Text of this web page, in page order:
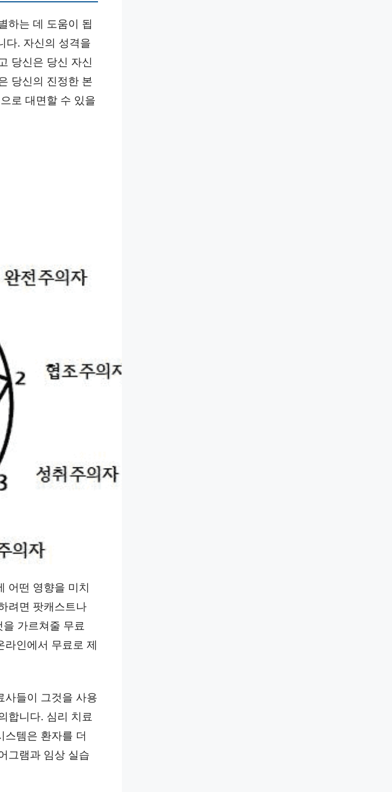
하는 데 도움이 됩
다. 자신의 성격을
당신은 당신 자신
당신의 진정한 본
로 대면할 수 있을
어떤 영향을 미치
려면 팟캐스트나
가르쳐줄 무료
라인에서 무료로 제
사들이 그것을 사용
합니다. 심리 치료
스템은 환자를 더
그램과 임상 실습